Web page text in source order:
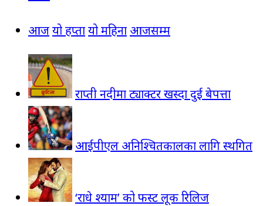
आजयो हप्तायो महिना आजसम्म
राप्ती नदीमा ट्याक्टर खस्दा दुई बेपत्ता
आईपीएल अनिश्चितकालका लागि स्थगित
‘राधे श्याम’ को फस्ट लूक रिलिज